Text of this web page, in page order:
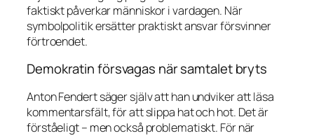
faktiskt påverkar människor i vardagen. När
symbolpolitik ersätter praktiskt ansvar försvinner
förtroendet.
Demokratin försvagas när samtalet bryts
Anton Fendert säger själv att han undviker att läsa
kommentarsfält, för att slippa hat och hot. Det är
förståeligt – men också problematiskt. För när